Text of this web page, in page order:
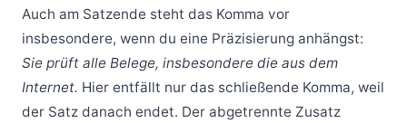
Auch am Satzende steht das Komma vor
insbesondere, wenn du eine Präzisierung anhängst:
Sie prüft alle Belege, insbesondere die aus dem
Internet. Hier entfällt nur das schließende Komma, weil
der Satz danach endet. Der abgetrennte Zusatz